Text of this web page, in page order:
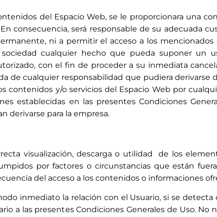
del Espacio Web, se le proporcionara una
consecuencia, será responsable de su adecuada
ni a permitir el acceso a los
cualquier hecho que pueda suponer un
con el fin de proceder a su inmediata
de cualquier responsabilidad que pudiera derivarse
contenidos y/o servicios del Espacio Web por
establecidas en las presentes Condiciones
derivarse para la empresa.
visualización, descarga o utilidad de los
por factores o circunstancias que están
del acceso a los contenidos o informaciones
inmediato la relación con el Usuario, si se
a las presentes Condiciones Generales de Uso. No